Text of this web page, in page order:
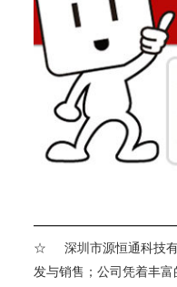
☆ 深圳市源恒通科技有
发与销售；公司凭着丰